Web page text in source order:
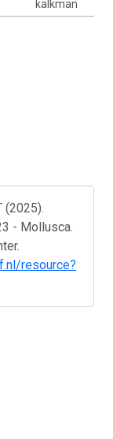
kalkman
(2025).
- Mollusca.
resource?